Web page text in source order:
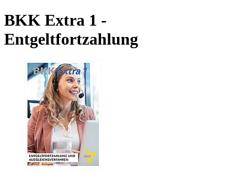
BKK Extra 1 -
Entgeltfortzahlung